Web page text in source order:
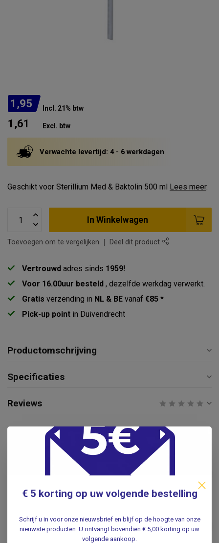
1,95 Incl. 21% btw
1,61 Excl. btw
Verwachte levertijd: 4 - 6 werkdagen
Geschikt voor Sterillium Med & Baktolin 500 ml Lees meer.
In Winkelwagen
Toevoegen om te vergelijken Deel dit product
Vertrouwd adres sinds 1959!
Voor 16.00uur besteld , dezelfde werkdag verwerkt.
Gratis verzending in NL & BE vanaf €85 *
Pick-up point in Duivendrecht
Productomschrijving
Specificaties
Reviews
Gerelateerde producten
Bode Baktolin® Sensitive
handzeep - 500ml
€4,95
Sensiva waslotion 500ml
.
€4,95
€ 5 korting op uw volgende bestelling
Schrijf u in voor onze nieuwsbrief en blijf op de hoogte van onze
nieuwste producten. U ontvangt bovendien € 5,00 korting op uw
volgende aankoop.